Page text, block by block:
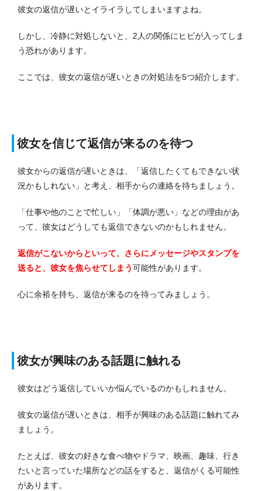
彼女の返信が遅いとイライラしてしまいますよね。
しかし、冷静に対処しないと、2人の関係にヒビが入ってしま
う恐れがあります。
ここでは、彼女の返信が遅いときの対処法を5つ紹介します。
彼女を信じて返信が来るのを待つ
彼女からの返信が遅いときは、「返信したくてもできない状
況かもしれない」と考え、相手からの連絡を待ちましょう。
「仕事や他のことで忙しい」「体調が悪い」などの理由があ
って、彼女はどうしても返信できないのかもしれません。
返信がこないからといって、さらにメッセージやスタンプを
送ると、彼女を焦らせてしまう可能性があります。
心に余裕を持ち、返信が来るのを待ってみましょう。
彼女が興味のある話題に触れる
彼女はどう返信していいか悩んでいるのかもしれません。
彼女の返信が遅いときは、相手が興味のある話題に触れてみ
ましょう。
たとえば、彼女の好きな食べ物やドラマ、映画、趣味、行き
たいと言っていた場所などの話をすると、返信がくる可能性
があります。